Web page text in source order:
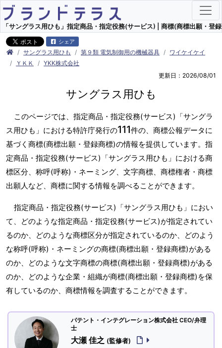
「サングラス用ひも」指定商品・指定役務(サービス) | 商標(商標出願・登
シェア
サングラス用ひも 第９類 電気制御用の機械器具
ワイケイケイ
ＹＫＫ
YKK株式会社
更新日：2026/08/01
サングラス用ひも
このページでは、指定商品・指定役務(サービス)「サングラ
ス用ひも」における特許庁発行の111件の、商標公報データに
基づく商標(商標出願・登録商標)の情報を提供しています。指
定商品・指定役務(サービス)「サングラス用ひも」における商
標区分、称呼(呼称)・ネーミング、文字商標、商標権者・商標
出願人など、商標に関する情報を調べることができます。
指定商品・指定役務(サービス)「サングラス用ひも」におい
て、どのような指定商品・指定役務(サービス)が指定されてい
るのか、どのような商標区分が指定されているのか、どのよう
な称呼(呼称)・ネーミングの商標(商標出願・登録商標)がある
のか、どのような文字商標の商標(商標出願・登録商標)がある
のか、どのような企業・組織が商標(商標出願・登録商標)を保
有しているのか、商標情報を調査することができます。
パテント・インテグレーション株式会社 CEO/弁理
士
大瀬 佳之 (監修者)